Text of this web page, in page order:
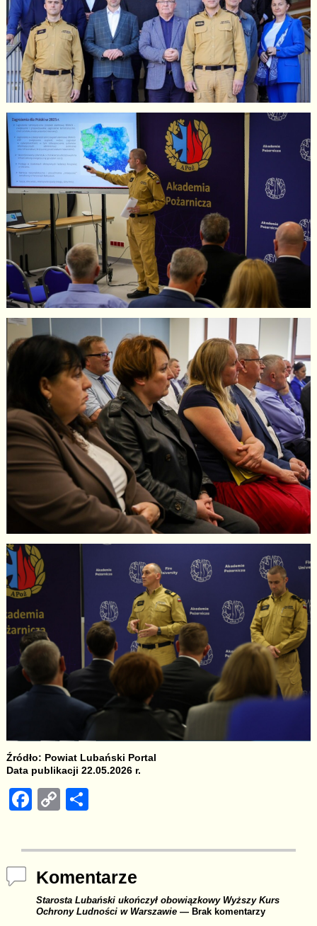
Źródło: Powiat Lubański Portal
Data publikacji 22.05.2026 r.
F
c
e
b
o
C
p
y
Li
n
ar
e
Komentarze
Starosta Lubański ukończył obowiązkowy Wyższy Kurs
Ochrony Ludności w Warszawie— Brak komentarzy